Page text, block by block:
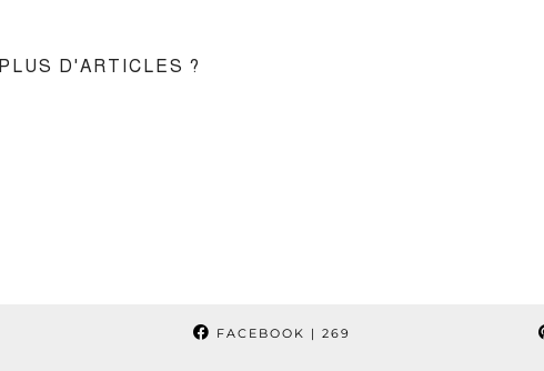
PLUS D'ARTICLES ?
FACEBOOK | 269